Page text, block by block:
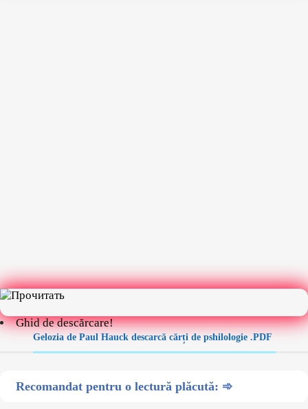
Ghid de descărcare!
Gelozia de Paul Hauck descarcă cărți de pshilologie .PDF
Recomandat pentru o lectură plăcută: ➾